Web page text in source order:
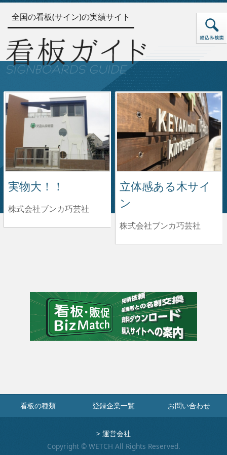
全国の看板(サイン)の実績サイト
実物大！！
株式会社ブンカ巧芸社
立体感ある木サイ
ン
株式会社ブンカ巧芸社
看板の種類 登録企業一覧 お問い合わせ
> 運営会社
Copyright © WETCH All Rights Reserved.